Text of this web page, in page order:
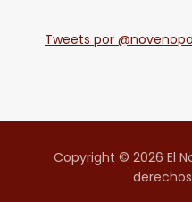
Tweets por
Copyright © 2026 El